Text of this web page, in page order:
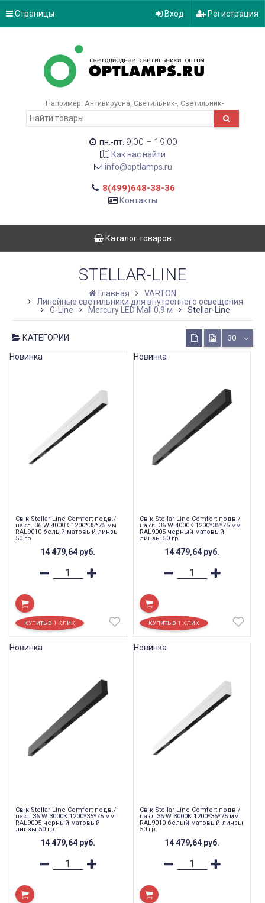
Страницы Вход Регистрация
Например: Антивирусна Светильник- Светильник-
пн.-пт. 9:00 – 19:00
Как нас найти
info@optlamps.ru
8(499)648-38-36
Контакты
Каталог товаров
STELLAR-LINE
Главная
VARTON
Линейные светильники для внутреннего освещения
G-Line
Mercury LED Mall 0,9 м Stellar-Line
КАТЕГОРИИ 30
Св-к Stellar-Line Сomfort подв./
накл. 36 W 4000К 1200*35*75 мм
RAL9010 белый матовый линзы
50 гр.
14 479,64 руб.
Новинка
Св-к Stellar-Line Сomfort подв./
накл. 36 W 4000К 1200*35*75 мм
RAL9005 черный матовый
линзы 50 гр.
14 479,64 руб.
Новинка
Св-к Stellar-Line Сomfort подв./
накл 36 W 3000К 1200*35*75 мм
RAL9005 черный матовый
линзы 50 гр.
14 479,64 руб.
Новинка
Св-к Stellar-Line Сomfort подв./
накл 36 W 3000К 1200*35*75 мм
RAL9010 белый матовый линзы
50 гр.
14 479,64 руб.
Новинка